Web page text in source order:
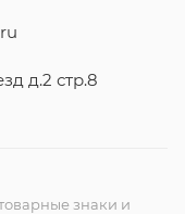
д.2 стр.8
знаки и